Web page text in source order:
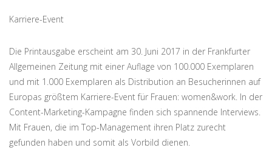
Karriere-Event
Die Printausgabe erscheint am 30. Juni 2017 in der Frankfurter
Allgemeinen Zeitung mit einer Auflage von 100.000 Exemplaren
und mit 1.000 Exemplaren als Distribution an Besucherinnen auf
Europas größtem Karriere-Event für Frauen: women&work. In der
Content-Marketing-Kampagne finden sich spannende Interviews.
Mit Frauen, die im Top-Management ihren Platz zurecht
gefunden haben und somit als Vorbild dienen.